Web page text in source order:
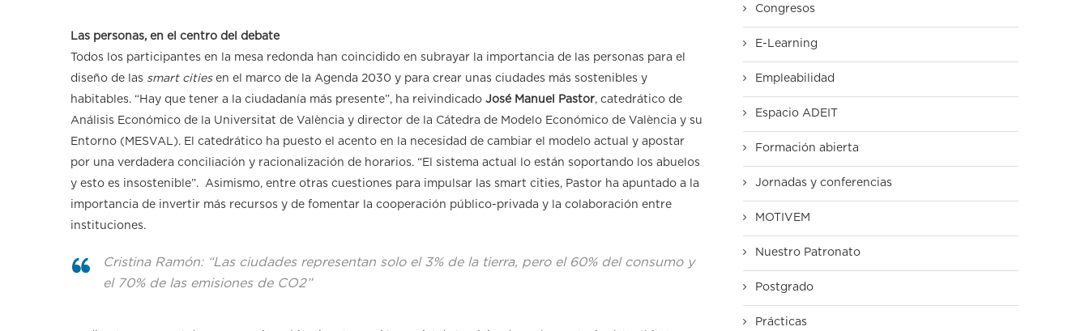
Las personas, en el centro del debate
Todos los participantes en la mesa redonda han coincidido en subrayar la importancia de las personas para el
diseño de las smart citiesen el marco de la Agenda 2030 y para crear unas ciudades más sostenibles y
habitables. “Hay que tener a la ciudadanía más presente”, ha reivindicado José Manuel Pastor, catedrático de
Análisis Económico de la Universitat de València y director de la Cátedra de Modelo Económico de València y su
Entorno (MESVAL). El catedrático ha puesto el acento en la necesidad de cambiar el modelo actual y apostar
por una verdadera conciliación y racionalización de horarios. “El sistema actual lo están soportando los abuelos
y esto es insostenible”. Asimismo, entre otras cuestiones para impulsar las smart cities, Pastor ha apuntado a la
importancia de invertir más recursos y de fomentar la cooperación público-privada y la colaboración entre
instituciones.
Cristina Ramón: “Las ciudades representan solo el 3% de la tierra, pero el 60% del consumo y
el 70% de las emisiones de CO2”
Congresos
E-Learning
Empleabilidad
Espacio ADEIT
Formación abierta
Jornadas y conferencias
MOTIVEM
Nuestro Patronato
Postgrado
Prácticas